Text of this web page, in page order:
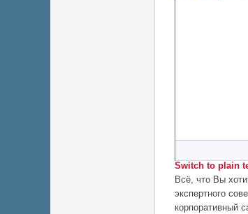
Switch to plain
Всё, что Вы
экспертного
корпоративный